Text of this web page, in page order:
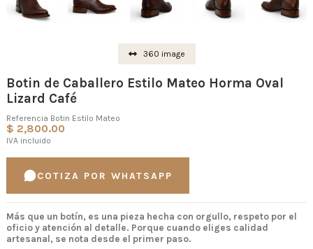
360 image
Botin de Caballero Estilo Mateo Horma Oval
Lizard Café
Referencia Botin Estilo Mateo
$ 2,800.00
IVA incluido
COTIZA POR WHATSAPP
Más que un botín, es una pieza hecha con orgullo, respeto por el
oficio y atención al detalle. Porque cuando eliges calidad
artesanal, se nota desde el primer paso.